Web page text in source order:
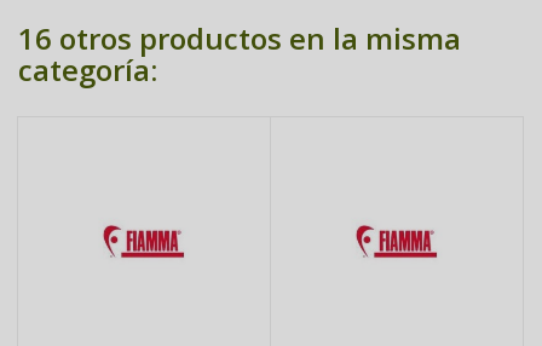
16 otros productos en la misma
categoría: